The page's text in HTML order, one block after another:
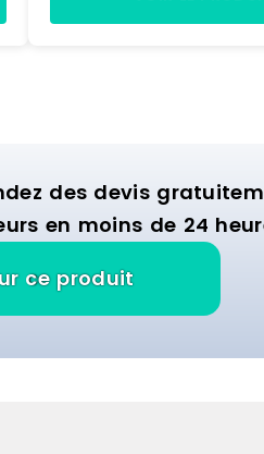
volume 12,5 litres coloris
des devis
en moins de 24
ce produit